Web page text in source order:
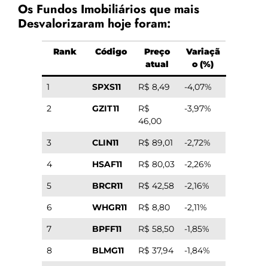
Os Fundos Imobiliários que mais
Desvalorizaram hoje foram:
Rank Código
Preço
atual
Variaçã
o (%)
1 SPXS11 R$ 8,49
-4,07%
2
GZIT11
R$
46,00
-3,97%
3 CLIN11 R$ 89,01
-2,72%
4
HSAF11 R$ 80,03
-2,26%
5
BRCR11 R$ 42,58
-2,16%
6
WHGR11 R$ 8,80
-2,11%
7
BPFF11 R$ 58,50
-1,85%
8
BLMG11 R$ 37,94
-1,84%